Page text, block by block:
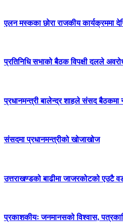
एलन मस्कका छोरा राजकीय कार्यक्रममा
प्रतिनिधि सभाको बैठक विपक्षी दलले
प्रधानमन्त्री बालेन्द्र शाहले संसद बैठकमा
संसदमा प्रधानमन्त्रीको खोजाखोज
उत्तराखण्डको बाढीमा जाजरकोटको एउटै
प्रकाशकीयः जनमानसको विश्वास,